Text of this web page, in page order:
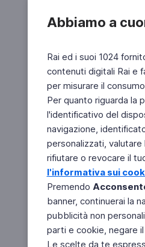
Abbiamo a
Rai ed i suoi 1024
contenuti digitali Rai e
per misurare il
Per quanto riguarda la
l'identificativo del
navigazione,
personalizzati,
rifiutare o revocare il
l'informativa sui
Premendo
banner, continuerai la
pubblicità non
parti e cookie, negare
Le scelte da te